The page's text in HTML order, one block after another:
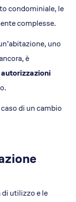
condominiale, le
complesse.
uno
è
di un cambio
di utilizzo e le